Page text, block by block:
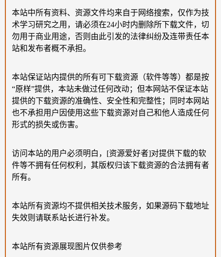
本站中所有资料、资源文件均来自于网络搜索，仅作为技
术学习研究之用，请必须在24小时内删除所下载文件，切
勿用于商业用途，否则由此引发的法律纠纷及连带责任本
站和发布者概不承担。
本站保证站内提供的所有可下载资源（软件等等）都是按
“原样”提供，本站未做过任何改动；但本网站不保证本站
提供的下载资源的准确性、安全性和完整性；同时本网站
也不承担用户因使用这些下载资源对自己和他人造成任何
形式的损失或伤害。
访问本站的用户必须明白，[资源爱好者]对提供下载的软
件等不拥有任何权利，其版权归该下载资源的合法拥有者
所有。
本站所有资源均不提供相关技术服务，如果源码下载地址
失效则请联系站长进行补发。
本站所有资源展现图片仅供参考